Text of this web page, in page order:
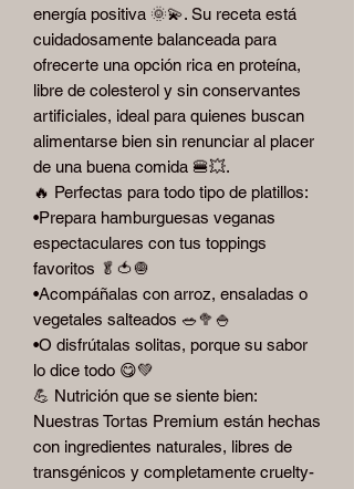
energía positiva 🌞💫. Su receta está
cuidadosamente balanceada para
ofrecerte una opción rica en proteína,
libre de colesterol y sin conservantes
artificiales, ideal para quienes buscan
alimentarse bien sin renunciar al placer
de una buena comida 🍔💥.
🔥 Perfectas para todo tipo de platillos:
•Prepara hamburguesas veganas
espectaculares con tus toppings
favoritos 🥬🍅🧅
•Acompáñalas con arroz, ensaladas o
vegetales salteados 🥗🥦🍚
•O disfrútalas solitas, porque su sabor
lo dice todo 😋💚
💪 Nutrición que se siente bien:
Nuestras Tortas Premium están hechas
con ingredientes naturales, libres de
transgénicos y completamente cruelty-